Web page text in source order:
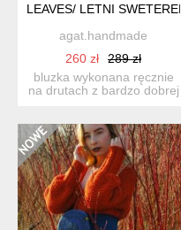
LEAVES/ LETNI SWETEREK
agat.handmade
260 zł
289 zł
bluzka wykonana ręcznie
na drutach z bardzo dobrej